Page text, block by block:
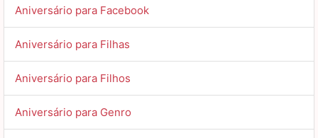
Aniversário para Facebook
Aniversário para Filhas
Aniversário para Filhos
Aniversário para Genro